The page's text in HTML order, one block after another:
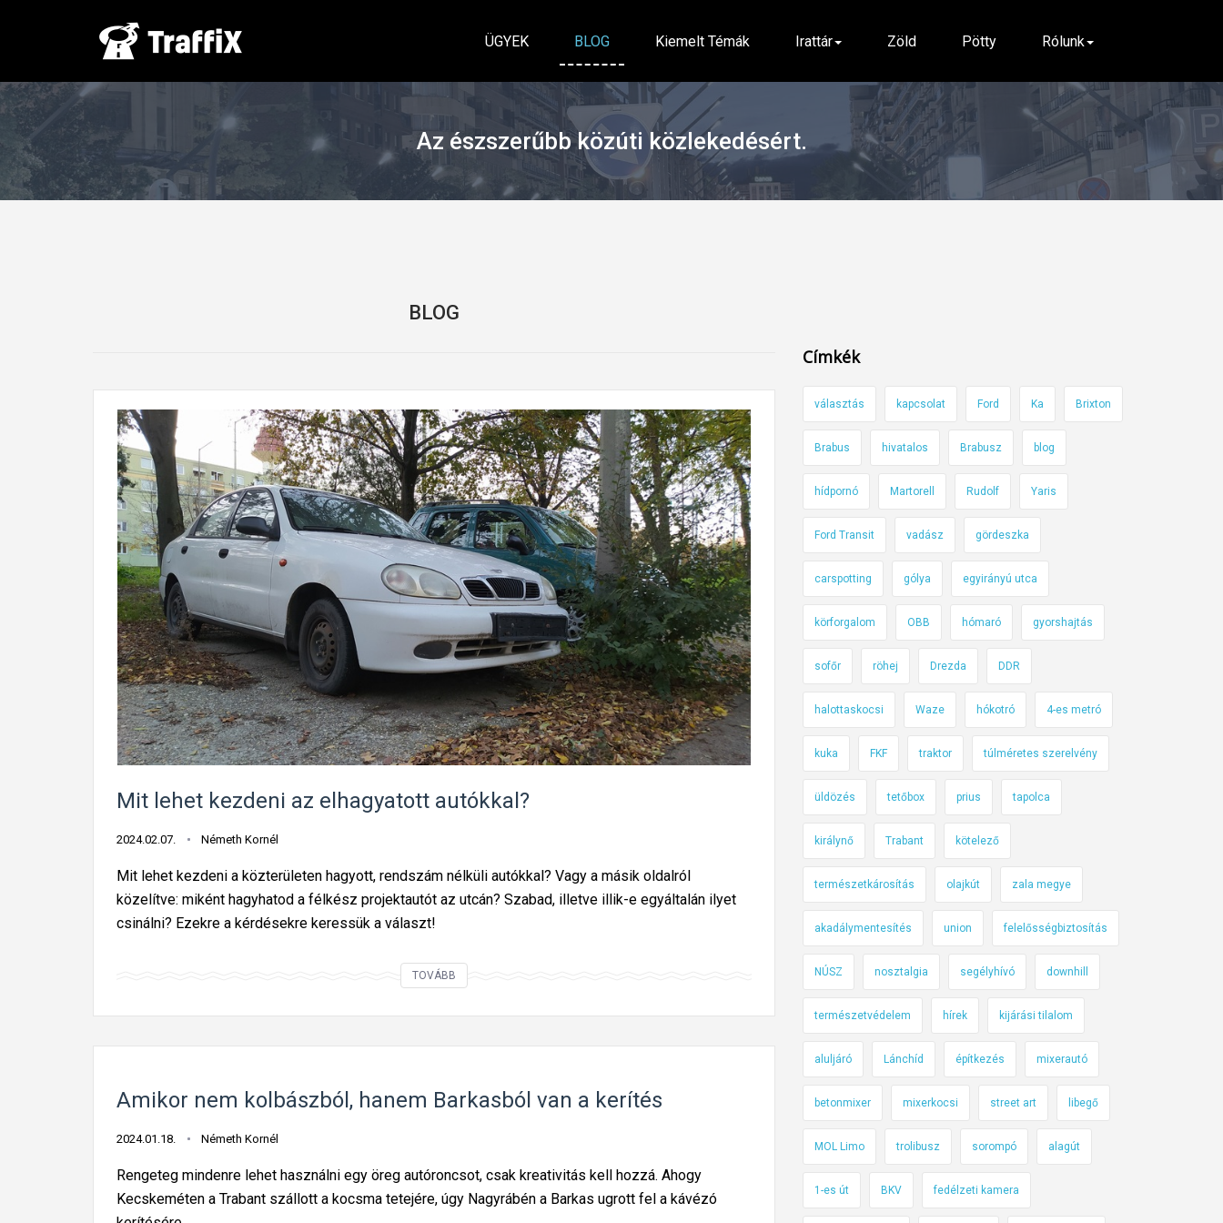
ÜGYEK BLOG Kiemelt Témák Irattár Zöld Pötty Rólunk
Az észszerűbb közúti közlekedésért.
BLOG
Mit lehet kezdeni az elhagyatott autókkal?
2024.02.07. Németh Kornél
Mit lehet kezdeni a közterületen hagyott, rendszám nélküli autókkal? Vagy a másik oldalról
közelítve: miként hagyhatod a félkész projektautót az utcán? Szabad, illetve illik-e egyáltalán ilyet
csinálni? Ezekre a kérdésekre keressük a választ!
TOVÁBB
t
l
h
Amikor nem kolbászból, hanem Barkasból van a kerítés
2024.01.18. Németh Kornél
Rengeteg mindenre lehet használni egy öreg autóroncsot, csak kreativitás kell hozzá. Ahogy
Kecskeméten a Trabant szállott a kocsma tetejére, úgy Nagyrábén a Barkas ugrott fel a kávézó
Címkék
választás kapcsolat Ford Ka Brixton
Brabus hivatalos Brabusz blog
hídpornó Martorell Rudolf Yaris
Ford Transit vadász gördeszka
carspotting gólya egyirányú utca
körforgalom OBB hómaró gyorshajtás
sofőr röhej Drezda DDR
halottaskocsi Waze hókotró 4-es metró
kuka FKF traktor túlméretes szerelvény
üldözés tetőbox prius tapolca
királynő Trabant kötelező
természetkárosítás olajkút zala megye
akadálymentesítés union felelősségbiztosítás
NÚSZ nosztalgia segélyhívó downhill
természetvédelem hírek kijárási tilalom
aluljáró Lánchíd építkezés mixerautó
betonmixer mixerkocsi street art libegő
MOL Limo trolibusz sorompó alagút
1-es út BKV fedélzeti kamera